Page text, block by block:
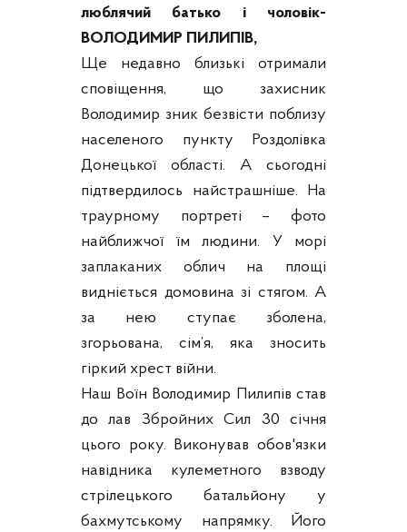
люблячий батько і чоловік-
ВОЛОДИМИР ПИЛИПІВ,
Ще недавно близькі отримали
сповіщення, що захисник
Володимир зник безвісти поблизу
населеного пункту Роздолівка
Донецької області. А сьогодні
підтвердилось найстрашніше. На
траурному портреті – фото
найближчої їм людини. У морі
заплаканих облич на площі
видніється домовина зі стягом. А
за нею ступає зболена,
згорьована, сім’я, яка зносить
гіркий хрест війни.
Наш Воїн Володимир Пилипів став
до лав Збройних Сил 30 січня
цього року. Виконував обов'язки
навідника кулеметного взводу
стрілецького батальйону у
бахмутському напрямку. Його